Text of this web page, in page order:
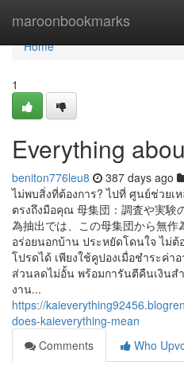
maroonbookmarks
Home
Home
1
Everything
beniton776leu8 387 days ago
ไม่พบสิ่งที่ต้องการ? ไปที่ ศูนย์ช่วยเ
ตรงถึงมือคุณ 母集団：調査や実験
為抽出では、この母集団から無
อร่อยนอกบ้าน ประหยัดโดนใจ ไม่
โปรดได้ เพียงใช้คูปองเมื่อชำระค่า
ส่วนลดไม่อั้น พร้อมการันตีคืนเงินส
งาน...
https://
does-kaieverything-mean
Comments
Who